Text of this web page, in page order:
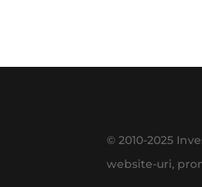
© 2010-2025
website-uri,